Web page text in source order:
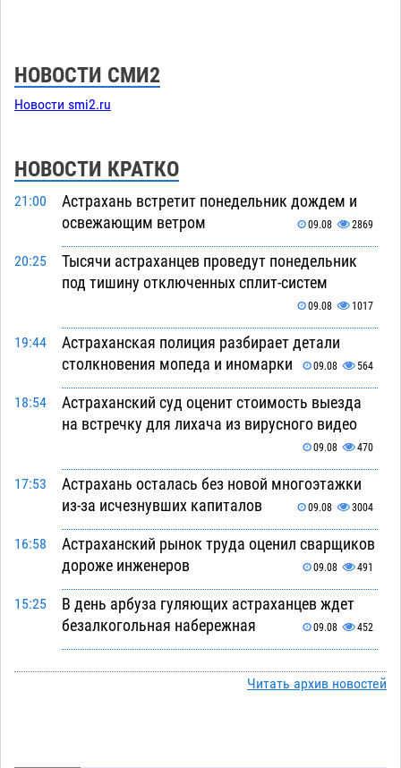
НОВОСТИ СМИ2
Новости smi2.ru
НОВОСТИ КРАТКО
21:00
Астрахань встретит понедельник дождем и
освежающим ветром
09.08 2869
20:25
Тысячи астраханцев проведут понедельник
под тишину отключенных сплит-систем
09.08 1017
19:44
Астраханская полиция разбирает детали
столкновения мопеда и иномарки
09.08 564
18:54
Астраханский суд оценит стоимость выезда
на встречку для лихача из вирусного видео
09.08 470
17:53
Астрахань осталась без новой многоэтажки
из-за исчезнувших капиталов
09.08 3004
16:58
Астраханский рынок труда оценил сварщиков
дороже инженеров
09.08 491
15:25
В день арбуза гуляющих астраханцев ждет
безалкогольная набережная
09.08 452
Астрахани в кредитную яму
09.08 1041
Читать архив новостей